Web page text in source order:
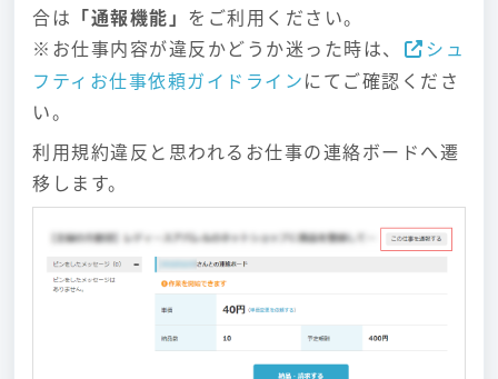
合は 「通報機能」 をご利用ください。
※ お仕事内容が違反かどうか迷った時は、
シュ
フティお仕事依頼ガイドラインにてご確認くださ
い。
利用規約違反と思われるお仕事の連絡ボードへ遷
移します。